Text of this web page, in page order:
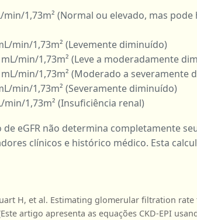
min/1,73m² (Normal ou elevado, mas
min/1,73m² (Levemente diminuído)
mL/min/1,73m² (Leve a moderadamente
mL/min/1,73m² (Moderado a severamente
min/1,73m² (Severamente diminuído)
min/1,73m² (Insuficiência renal)
eGFR não determina completamente
clínicos e histórico médico. Esta
H, et al. Estimating glomerular filtration
artigo apresenta as equações CKD-EPI